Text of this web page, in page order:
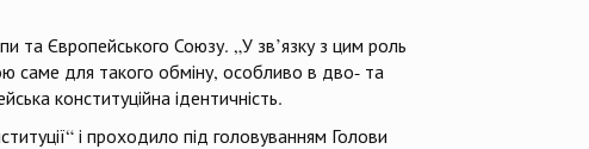
та Європейського Союзу. „У зв’язку з цим роль
саме для такого обміну, особливо в дво- та
конституційна ідентичність.
і проходило під головуванням Голови